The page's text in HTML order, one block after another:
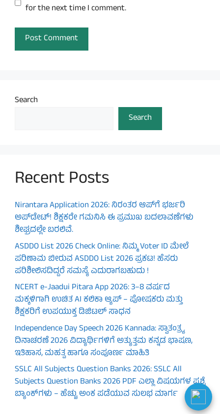
for the next time I comment.
Search
Search
Recent Posts
Nirantara Application 2026: ನಿರಂತರ ಆಪ್‌ಗೆ ಭರ್ಜರಿ
ಅಪ್‌ಡೇಟ್! ಶಿಕ್ಷಕರೇ ಗಮನಿಸಿ ಈ ಪ್ರಮುಖ ಬದಲಾವಣೆಗಳು
ಶೀಘ್ರದಲ್ಲೇ ಬರಲಿವೆ.
ASDDO List 2026 Check Online: ನಿಮ್ಮ Voter ID ಮೇಲೆ
ಪರಿಣಾಮ ಬೀರುವ ASDDO List 2026 ಪ್ರಕಟ! ಹೆಸರು
ಪರಿಶೀಲಿಸದಿದ್ದರೆ ಸಮಸ್ಯೆ ಎದುರಾಗಬಹುದು !
NCERT e-Jaadui Pitara App 2026: 3–8 ವರ್ಷದ
ಮಕ್ಕಳಿಗಾಗಿ ಉಚಿತ AI ಕಲಿಕಾ ಆ್ಯಪ್ – ಪೋಷಕರು ಮತ್ತು
ಶಿಕ್ಷಕರಿಗೆ ಉಪಯುಕ್ತ ಡಿಜಿಟಲ್ ಸಾಧನ
Independence Day Speech 2026 Kannada: ಸ್ವಾತಂತ್ರ್ಯ
ದಿನಾಚರಣೆ 2026 ವಿದ್ಯಾರ್ಥಿಗಳಿಗೆ ಅತ್ಯುತ್ತಮ ಕನ್ನಡ ಭಾಷಣ,
ಇತಿಹಾಸ, ಮಹತ್ವ ಹಾಗೂ ಸಂಪೂರ್ಣ ಮಾಹಿತಿ
SSLC All Subjects Question Banks 2026: SSLC All
Subjects Question Banks 2026 PDF ಎಲ್ಲಾ ವಿಷಯಗಳ ಪ್ರಶ್ನೆ
ಬ್ಯಾಂಕ್‌ಗಳು – ಹೆಚ್ಚು ಅಂಕ ಪಡೆಯುವ ಸುಲಭ ಮಾರ್ಗ